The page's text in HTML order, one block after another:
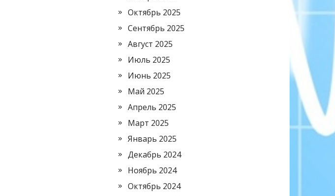
Октябрь 2025
Сентябрь 2025
Август 2025
Июль 2025
Июнь 2025
Май 2025
Апрель 2025
Март 2025
Январь 2025
Декабрь 2024
Ноябрь 2024
Октябрь 2024